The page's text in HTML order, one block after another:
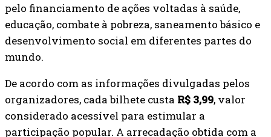
pelo financiamento de ações voltadas à saúde,
educação, combate à pobreza, saneamento básico e
desenvolvimento social em diferentes partes do
mundo.
De acordo com as informações divulgadas pelos
organizadores, cada bilhete custa R$ 3,99, valor
considerado acessível para estimular a
participação popular. A arrecadação obtida com a